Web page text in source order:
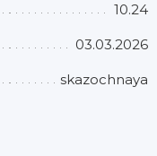
10.24
03.03.2026
skazochnaya